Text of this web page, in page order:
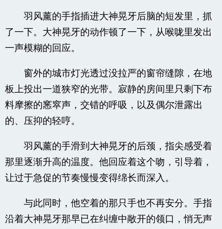
羽风薰的手指插进大神晃牙后脑的短发里，抓
了一下。大神晃牙的动作顿了一下，从喉咙里发出
一声模糊的回应。
窗外的城市灯光透过没拉严的窗帘缝隙，在地
板上投出一道狭窄的光带。寂静的房间里只剩下布
料摩擦的窸窣声，交错的呼吸，以及偶尔泄露出
的、压抑的轻哼。
羽风薰的手滑到大神晃牙的后颈，指尖感受着
那里逐渐升高的温度。他回应着这个吻，引导着，
让过于急促的节奏慢慢变得绵长而深入。
与此同时，他空着的那只手也不再安分。手指
沿着大神晃牙那早已在纠缠中敞开的领口，悄无声